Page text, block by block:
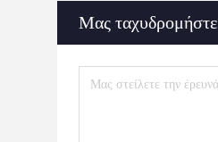
Μας ταχυδρομήστε